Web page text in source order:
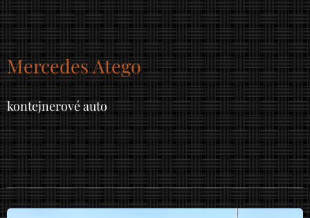
Mercedes Atego
kontejnerové auto​